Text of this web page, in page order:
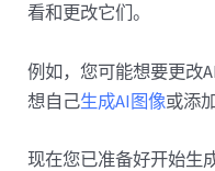
看和更改它们。
例如，您可能想要更改
想自己生成AI图像或添
现在您已准备好开始生